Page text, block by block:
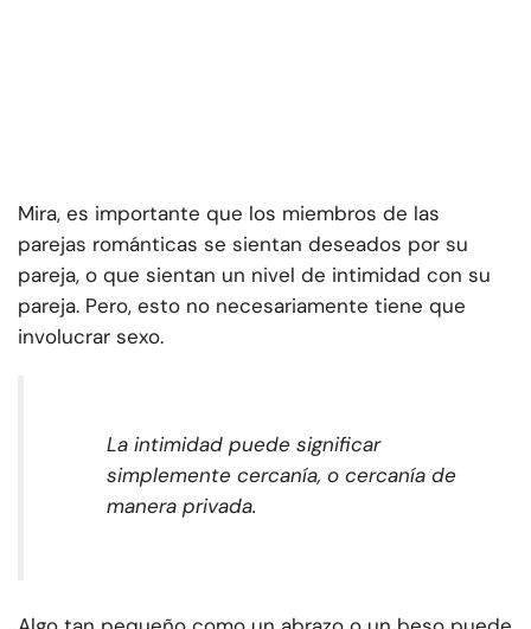
Mira, es importante que los miembros de las
parejas románticas se sientan deseados por su
pareja, o que sientan un nivel de intimidad con su
pareja. Pero, esto no necesariamente tiene que
involucrar sexo.
La intimidad puede significar
simplemente cercanía, o cercanía de
manera privada.